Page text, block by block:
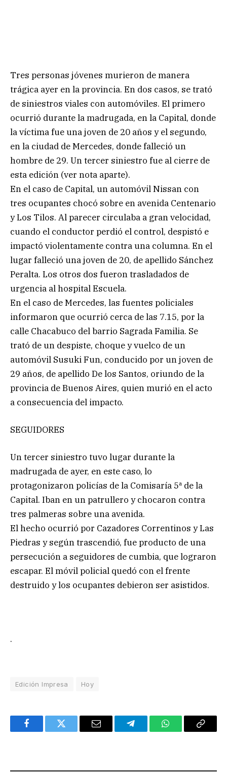
Tres personas jóvenes murieron de manera
trágica ayer en la provincia. En dos casos, se trató
de siniestros viales con automóviles. El primero
ocurrió durante la madrugada, en la Capital, donde
la víctima fue una joven de 20 años y el segundo,
en la ciudad de Mercedes, donde falleció un
hombre de 29. Un tercer siniestro fue al cierre de
esta edición (ver nota aparte).
En el caso de Capital, un automóvil Nissan con
tres ocupantes chocó sobre en avenida Centenario
y Los Tilos. Al parecer circulaba a gran velocidad,
cuando el conductor perdió el control, despistó e
impactó violentamente contra una columna. En el
lugar falleció una joven de 20, de apellido Sánchez
Peralta. Los otros dos fueron trasladados de
urgencia al hospital Escuela.
En el caso de Mercedes, las fuentes policiales
informaron que ocurrió cerca de las 7.15, por la
calle Chacabuco del barrio Sagrada Familia. Se
trató de un despiste, choque y vuelco de un
automóvil Susuki Fun, conducido por un joven de
29 años, de apellido De los Santos, oriundo de la
provincia de Buenos Aires, quien murió en el acto
a consecuencia del impacto.
SEGUIDORES
Un tercer siniestro tuvo lugar durante la
madrugada de ayer, en este caso, lo
protagonizaron policías de la Comisaría 5ª de la
Capital. Iban en un patrullero y chocaron contra
tres palmeras sobre una avenida.
El hecho ocurrió por Cazadores Correntinos y Las
Piedras y según trascendió, fue producto de una
persecución a seguidores de cumbia, que lograron
escapar. El móvil policial quedó con el frente
destruido y los ocupantes debieron ser asistidos.
.
Edición Impresa Hoy
FacebookTwitter Email TelegramWhatsAppCopy